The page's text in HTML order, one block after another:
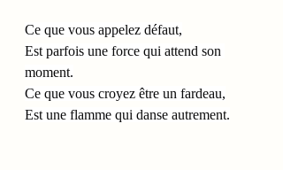
Ce que vous appelez défaut,
Est parfois une force qui attend son
moment.
Ce que vous croyez être un fardeau,
Est une flamme qui danse autrement.